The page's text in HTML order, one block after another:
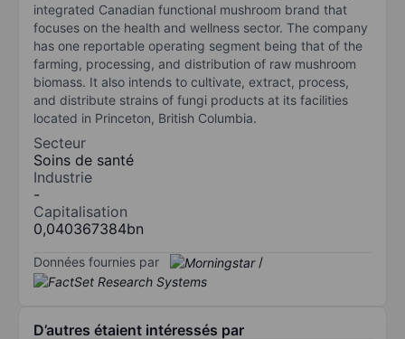
integrated Canadian functional mushroom brand that
focuses on the health and wellness sector. The company
has one reportable operating segment being that of the
farming, processing, and distribution of raw mushroom
biomass. It also intends to cultivate, extract, process,
and distribute strains of fungi products at its facilities
located in Princeton, British Columbia.
Secteur
Soins de santé
Industrie
-
Capitalisation
0,040367384bn
Données fournies par /
D’autres étaient intéressés par